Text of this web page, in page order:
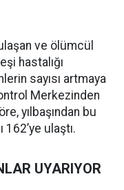
ve ölümcül
hastalığı
sayısı artmaya
Merkezinden
yılbaşından bu
162’ye ulaştı.
UYARIYOR